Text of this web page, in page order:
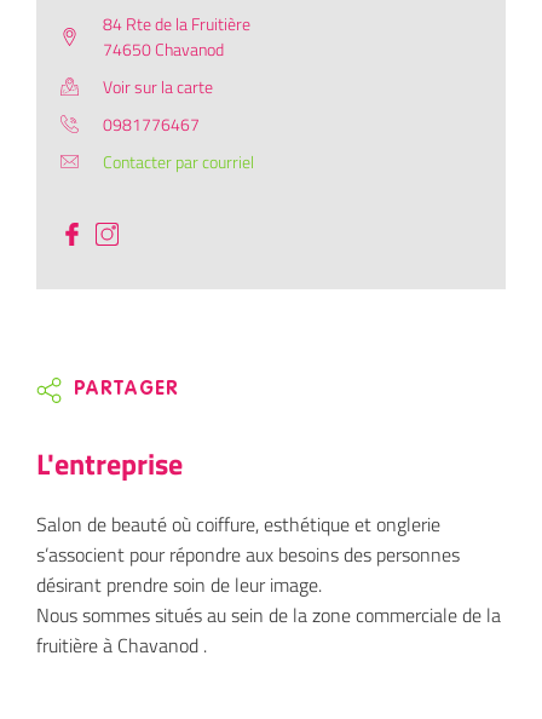
PARTAGER
L'entreprise
Salon de beauté où coiffure, esthétique et onglerie
s’associent pour répondre aux besoins des personnes
désirant prendre soin de leur image.
Nous sommes situés au sein de la zone commerciale de la
fruitière à Chavanod .
84 Rte de la Fruitière
74650 Chavanod
Voir sur la carte
0981776467
Contacter par courriel